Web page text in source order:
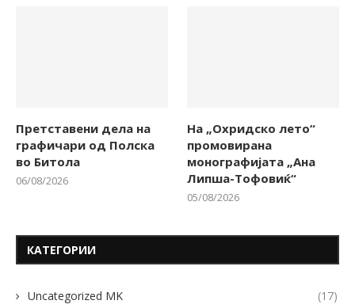
Претставени дела на
графичари од Полска
во Битола
06/08/2026
На „Охридско лето“
промовирана
монографијата „Ана
Липша-Тофовиќ“
05/08/2026
КАТЕГОРИИ
Uncategorized MK (17)